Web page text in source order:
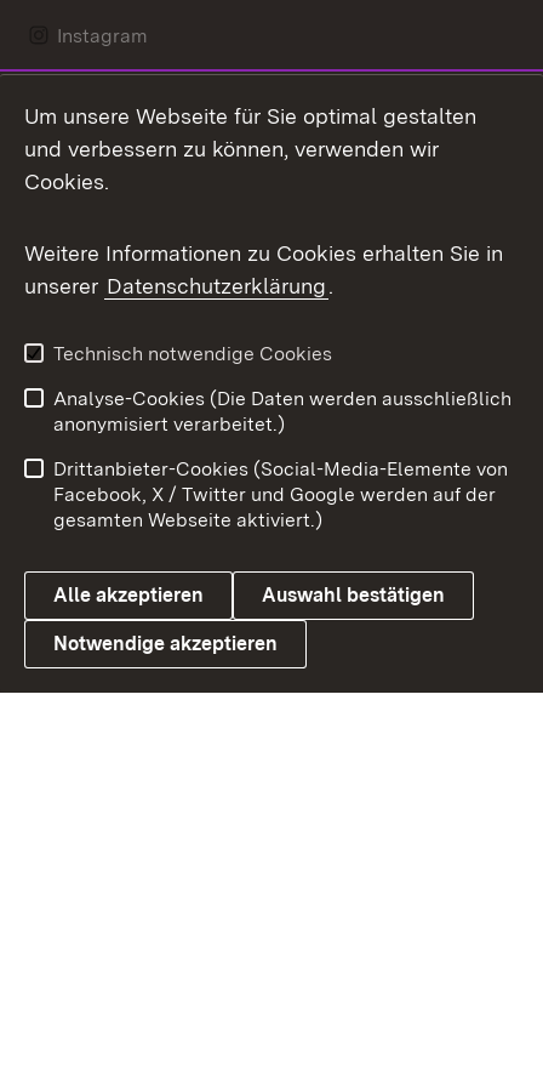
Instagram
Mastodon
Messenger
Social Wall
X / Twitter
Youtube
Link zum Landesportal
Benutzungshinweise
Barrierefreiheit
Datenschutz
Cookies
Um unsere Webseite für Sie optimal gestalten
und verbessern zu können, verwenden wir
Cookies.
Weitere Informationen zu Cookies erhalten Sie in
unserer Datenschutzerklärung.
Technisch notwendige Cookies
Analyse-Cookies (Die Daten werden ausschließlich
anonymisiert verarbeitet.)
Drittanbieter-Cookies (Social-Media-Elemente von
Facebook, X / Twitter und Google werden auf der
gesamten Webseite aktiviert.)
Alle akzeptieren Auswahl bestätigen
Notwendige akzeptieren